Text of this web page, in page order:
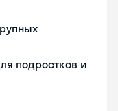
подростков и